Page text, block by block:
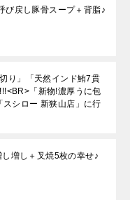
び戻し豚骨スープ＋背脂♪
り」「天然インド鮪7貫
「新物!濃厚うに包
シロー 新狭山店」に行
増し＋叉焼5枚の幸せ♪